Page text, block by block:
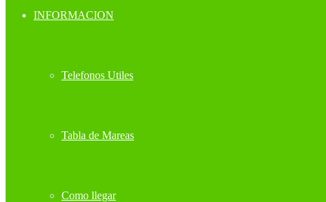
INFORMACION
Telefonos Utiles
Tabla de Mareas
Como llegar